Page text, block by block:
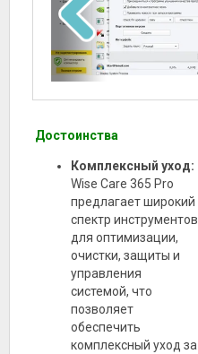
Достоинства
Комплексный уход:
Wise Care 365 Pro
предлагает широкий
спектр инструментов
для оптимизации,
очистки, защиты и
управления
системой, что
позволяет
обеспечить
комплексный уход за